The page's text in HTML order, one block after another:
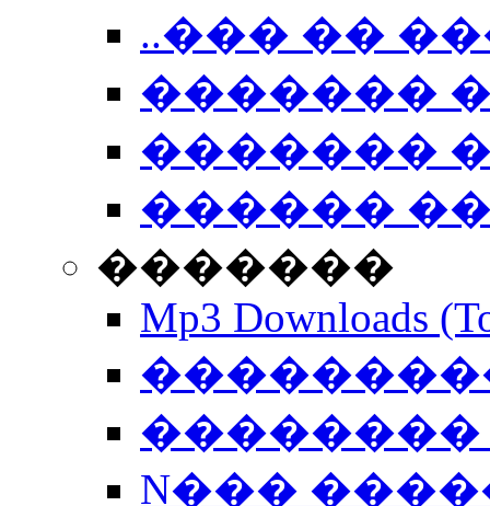
..��� ��
�������
�������
������
�������
Mp3 Downloads
��������
N���